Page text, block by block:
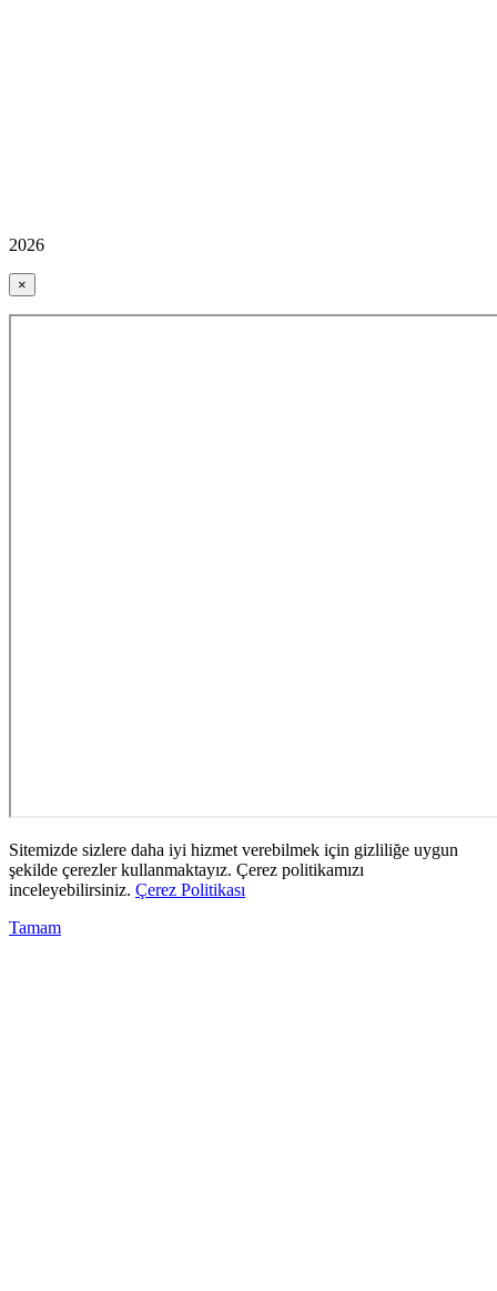
2026
×
Sitemizde sizlere daha iyi hizmet verebilmek için gizliliğe uygun
şekilde çerezler kullanmaktayız. Çerez politikamızı
inceleyebilirsiniz. Çerez Politikası
Tamam